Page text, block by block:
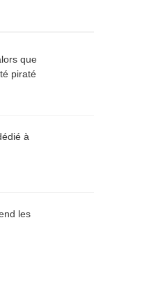
que
piraté
à
les